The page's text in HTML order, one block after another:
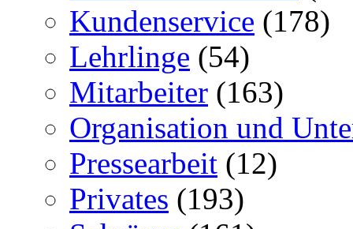
Kundenservice (178)
Lehrlinge (54)
Mitarbeiter (163)
Organisation und
Pressearbeit (12)
Privates (193)